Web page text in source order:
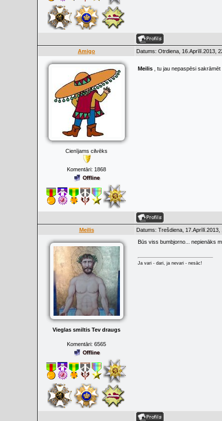
Amigo Datums: Otrdiena, 16.Aprīlī.2013,
Cienījams cilvēks
Komentāri: 1868
Meilis , tu jau nepaspēsi
Meilis Datums: Trešdiena,
Vieglas smiltis Tev draugs
Komentāri: 6565
Būs viss bumbjorno... nepienāks
Ja vari - dari, ja nevari - nesāc!